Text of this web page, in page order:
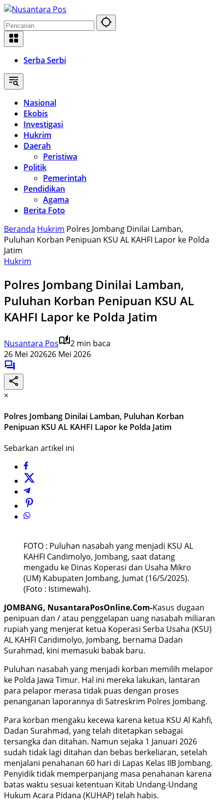
Langsung
ke
konten
Serba Serbi
Nasional
Ekobis
Investigasi
Hukrim
Daerah
Peristiwa
Politik
Pemerintah
Pendidikan
Agama
Berita Foto
Beranda Hukrim Polres Jombang Dinilai Lamban,
Puluhan Korban Penipuan KSU AL KAHFI Lapor ke Polda
Jatim
Hukrim
Polres Jombang Dinilai Lamban,
Puluhan Korban Penipuan KSU AL
KAHFI Lapor ke Polda Jatim
Nusantara Pos
2 min baca
26 Mei 202626 Mei 2026
×
Polres Jombang Dinilai Lamban, Puluhan Korban
Penipuan KSU AL KAHFI Lapor ke Polda Jatim
Sebarkan artikel ini
FOTO : Puluhan nasabah yang menjadi KSU AL
KAHFI Candimolyo, Jombang, saat datang
mengadu ke Dinas Koperasi dan Usaha Mikro
(UM) Kabupaten Jombang, Jumat (16/5/2025).
(Foto : Istimewah).
JOMBANG, NusantaraPosOnline.Com-Kasus dugaan
penipuan dan / atau penggelapan uang nasabah miliaran
rupiah yang menjerat ketua Koperasi Serba Usaha (KSU)
AL KAHFI Candimolyo, Jombang, bernama Dadan
Surahmad, kini memasuki babak baru.
Puluhan nasabah yang menjadi korban memilih melapor
ke Polda Jawa Timur. Hal ini mereka lakukan, lantaran
para pelapor merasa tidak puas dengan proses
penanganan laporannya di Satreskrim Polres Jombang.
Para korban mengaku kecewa karena ketua KSU Al Kahfi,
Dadan Surahmad, yang telah ditetapkan sebagai
tersangka dan ditahan. Namun sejaka 1 Januari 2026
sudah tidak lagi ditahan dan bebas berkeliaran, setelah
menjalani penahanan 60 hari di Lapas Kelas IIB Jombang.
Penyidik tidak memperpanjang masa penahanan karena
batas waktu sesuai ketentuan Kitab Undang-Undang
Hukum Acara Pidana (KUHAP) telah habis.